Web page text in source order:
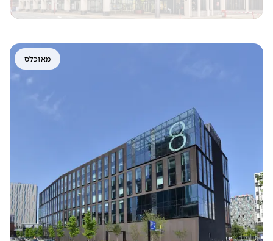
מאוכלס